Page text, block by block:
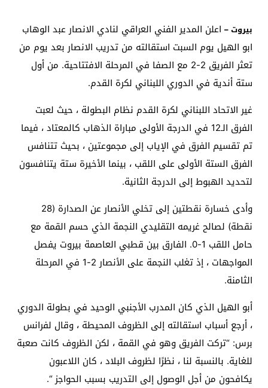
بيروت – اعلن المدير الفني العراقي لنادي الانصار عبد الوهاب
ابو الهيل يوم السبت استقالته من تدريب الانصار بعد يوم من
تعثر الفريق 2-2 مع الصفا في المرحلة الافتتاحية. من أول
ستة أندية في الدوري اللبناني لكرة القدم.
غير الاتحاد اللبناني لكرة القدم نظام البطولة ، حيث لعبت
الفرق الـ12 في الدرجة الأولى مباراة الذهاب كالمعتاد ، فيما
تم تقسيم الفرق في الإياب إلى مجموعتين ، بحيث تتنافس
الفرق الستة الأولى على اللقب ، بينما الأخيرة ستة يتنافسون
لتحديد الهبوط إلى الدرجة الثانية.
وأدى خسارة نقطتين إلى تخلي الأنصار عن الصدارة (28
نقطة) لصالح غريمه التقليدي النجمة الذي حسم القمة مع
حامل اللقب 1-0. الفارق بين قطبي العاصمة بيروت يفصل
المواجهات ، إذ تغلب النجمة على الأنصار 2-1 في المرحلة
الثامنة.
أبو الهيل الذي كان المدرب الأجنبي الوحيد في بطولة الدوري
، أرجع أسباب استقالته إلى الظروف المحيطة ، وقال لفرانس
برس: “تركت الفريق وهو في القمة ، لكن الظروف كانت صعبة
للغاية. بالنسبة لنا ، نظرًا لظروف البلاد ، كان اللاعبون
يكافحون من أجل الوصول إلى التدريب بسبب الحواجز “.